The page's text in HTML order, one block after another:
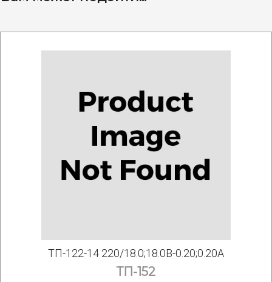
ТП-122-14 220/18.0;18.0В-0.20;0.20А
ТП-152